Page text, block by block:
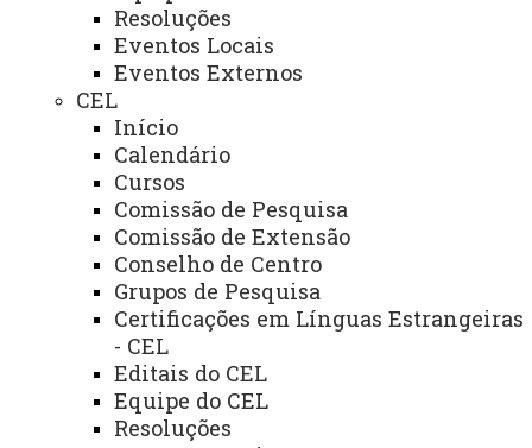
Resoluções
Eventos Locais
Eventos Externos
CEL
Início
Calendário
Cursos
Comissão de Pesquisa
Comissão de Extensão
Conselho de Centro
Grupos de Pesquisa
Certificações em Línguas Estrangeiras
- CEL
Editais do CEL
Equipe do CEL
Resoluções
Para acesso aos documentos de cada item de
pauta, clique no link abaixo:
Acesso restrito aos conselheiros
ATUALIZAÇÃO MAIS RECENTE: 05 DE JUNHO DE
ACESSOS: 5769
Você está aqui:Unioeste
Foz do Iguaçu - Página Principal
Conselhos de Campus
Editais e Atas a partir de 2020